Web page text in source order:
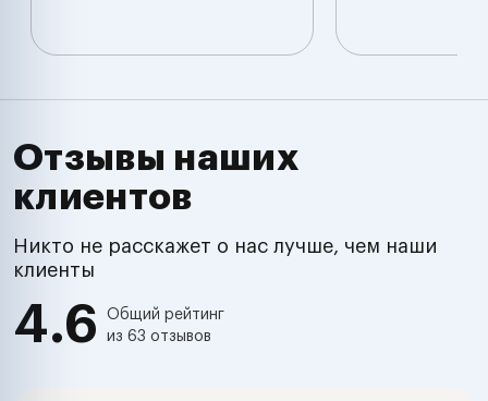
Отзывы наших
клиентов
Никто не расскажет о нас лучше, чем наши
клиенты
4.6
Общий рейтинг
из 63 отзывов